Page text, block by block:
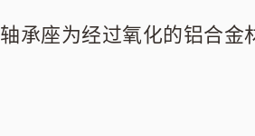
轴承座为经过氧化的铝合金